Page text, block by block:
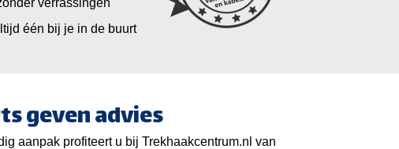
verrassingen
één bij je in de buurt
geven advies
aanpak profiteert u bij Trekhaakcentrum.nl van